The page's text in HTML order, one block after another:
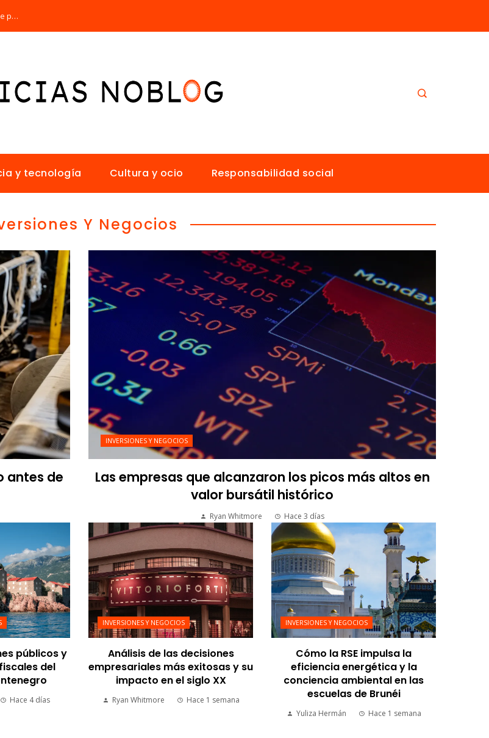
Los 10 animales con sentidos que transforman la forma de percibir el mundo
y tecnología Cultura y ocio Responsabilidad social
Y Negocios
antes de
INVERSIONES Y NEGOCIOS
Las empresas que alcanzaron los picos más altos en
valor bursátil histórico
Ryan Whitmore Hace 3 días
públicos y
del
Hace 4 días
INVERSIONES Y NEGOCIOS
Análisis de las decisiones
empresariales más exitosas y su
impacto en el siglo XX
Ryan Whitmore Hace 1 semana
INVERSIONES Y NEGOCIOS
Cómo la RSE impulsa la
eficiencia energética y la
conciencia ambiental en las
escuelas de Brunéi
Yuliza Hermán Hace 1 semana